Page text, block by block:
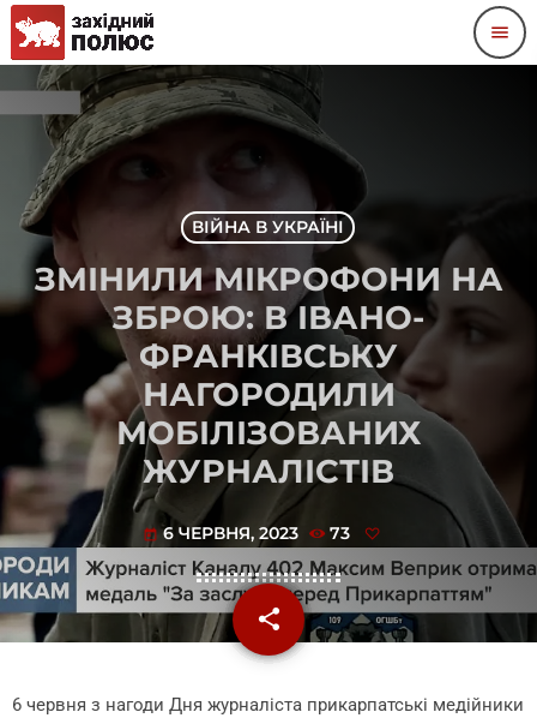
menu
ВІЙНА В УКРАЇНІ
ЗМІНИЛИ МІКРОФОНИ НА
ЗБРОЮ: В ІВАНО-
ФРАНКІВСЬКУ
НАГОРОДИЛИ
МОБІЛІЗОВАНИХ
ЖУРНАЛІСТІВ
today 6 ЧЕРВНЯ, 2023 73
share
email
6 червня з нагоди Дня журналіста прикарпатські медійники